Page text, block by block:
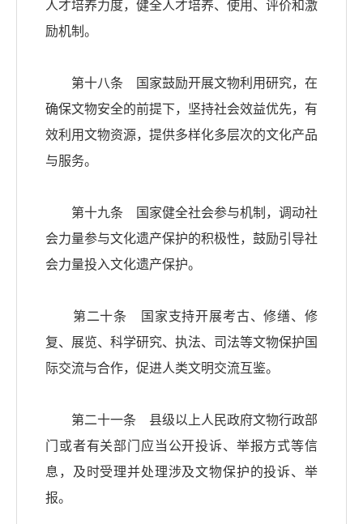
人才培养力度，健全人才培养、使用、评价和激
励机制。
第十八条 国家鼓励开展文物利用研究，在
确保文物安全的前提下，坚持社会效益优先，有
效利用文物资源，提供多样化多层次的文化产品
与服务。
第十九条 国家健全社会参与机制，调动社
会力量参与文化遗产保护的积极性，鼓励引导社
会力量投入文化遗产保护。
第二十条 国家支持开展考古、修缮、修
复、展览、科学研究、执法、司法等文物保护国
际交流与合作，促进人类文明交流互鉴。
第二十一条 县级以上人民政府文物行政部
门或者有关部门应当公开投诉、举报方式等信
息，及时受理并处理涉及文物保护的投诉、举
报。